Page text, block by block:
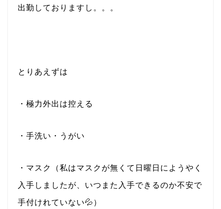
出勤しておりますし。。。
とりあえずは
・極力外出は控える
・手洗い・うがい
・マスク（私はマスクが無くて日曜日にようやく
入手しましたが、いつまた入手できるのか不安で
手付けれていない💦）